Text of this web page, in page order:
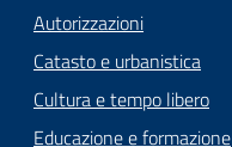
Tutti
gli
argomenti...
Autorizzazioni
Catasto e urbanistica
Cultura e tempo libero
Educazione e formazione